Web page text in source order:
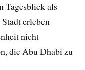
Tagesblick als
erleben
nicht
die Abu Dhabi zu